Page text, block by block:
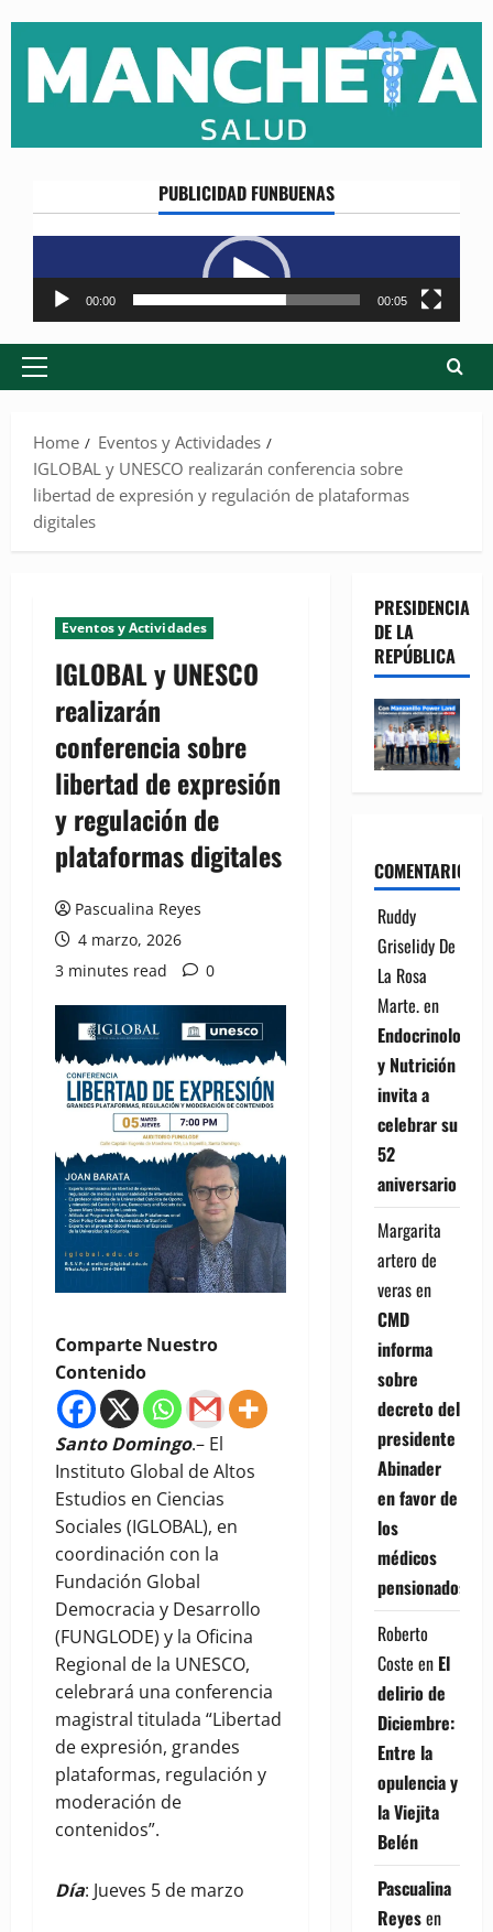
content
PUBLICIDAD FUNBUENAS
Reproductor
de
vídeo
00:00 00:05
Primary
Home
Eventos y Actividades
IGLOBAL y UNESCO realizarán conferencia sobre
libertad de expresión y regulación de plataformas
digitales
Eventos y Actividades
IGLOBAL y UNESCO
realizarán
conferencia sobre
libertad de expresión
y regulación de
plataformas digitales
Pascualina Reyes
4 marzo, 2026
3 minutes read
0
Comparte Nuestro
Contenido
Santo Domingo.– El
Instituto Global de Altos
Estudios en Ciencias
Sociales (IGLOBAL), en
coordinación con la
Fundación Global
Democracia y Desarrollo
(FUNGLODE) y la Oficina
Regional de la UNESCO,
celebrará una conferencia
magistral titulada “Libertad
de expresión, grandes
plataformas, regulación y
moderación de
contenidos”.
Día: Jueves 5 de marzo
PRESIDENCIA
DE LA
REPÚBLICA
COMENTARIOS
Ruddy
Griselidy De
La Rosa
Marte.en
Endocrinología
y Nutrición
invita a
celebrar su
52
aniversario
Margarita
artero de
verasen
CMD
informa
sobre
decreto del
presidente
Abinader
en favor de
los
médicos
pensionados
Roberto
Coste en El
delirio de
Diciembre:
Entre la
opulencia y
la Viejita
Belén
Pascualina
Reyesen